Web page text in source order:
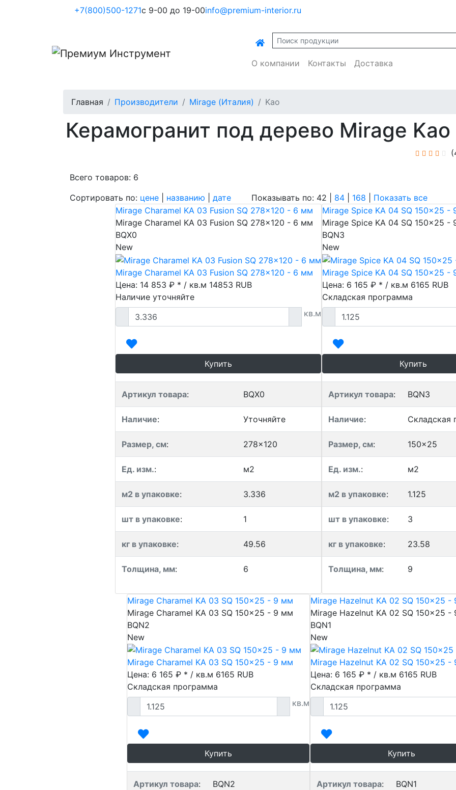
+7(800)500-1271с 9-00 до 19-00info@premium-interior.ru
О компании Контакты Доставка
Главная Производители Mirage (Италия) Kao
Керамогранит под дерево Mirage Kao
Всего товаров: 6
Сортировать по: цене названию дате Показывать по: 42 | 84 168
Показать все
Mirage Charamel KA 03 Fusion SQ 278x120 - 6 мм
Mirage Charamel KA 03 Fusion SQ 278x120 - 6 мм
BQX0
New
Mirage Charamel KA 03 Fusion SQ 278x120 - 6 мм
Цена: 14 853 ₽ * / кв.м 14853 RUB
Наличие уточняйте
кв.м
Купить
Артикул товара: BQX0
Наличие: Уточняйте
Размер, см: 278x120
Ед. изм.: м2
м2 в упаковке: 3.336
шт в упаковке: 1
кг в упаковке: 49.56
Толщина, мм: 6
Mirage Spice KA 04 SQ 150x25 -
Mirage Spice KA 04 SQ 150x25 -
BQN3
New
Mirage Spice KA 04 SQ 150x25 -
Цена: 6 165 ₽ * / кв.м 6165 RUB
Складская программа
Купить
Артикул товара: BQN3
Наличие: Складская
Размер, см: 150x25
Ед. изм.: м2
м2 в упаковке: 1.125
шт в упаковке: 3
кг в упаковке: 23.58
Толщина, мм: 9
Mirage Charamel KA 03 SQ 150x25 - 9 мм
Mirage Charamel KA 03 SQ 150x25 - 9 мм
BQN2
New
Mirage Charamel KA 03 SQ 150x25 - 9 мм
Цена: 6 165 ₽ * / кв.м 6165 RUB
Складская программа
кв.м
Купить
Артикул товара: BQN2
Mirage Hazelnut KA 02 SQ 150x25 -
Mirage Hazelnut KA 02 SQ 150x25 -
BQN1
New
Mirage Hazelnut KA 02 SQ 150x25 -
Цена: 6 165 ₽ * / кв.м 6165 RUB
Складская программа
Купить
Артикул товара: BQN1